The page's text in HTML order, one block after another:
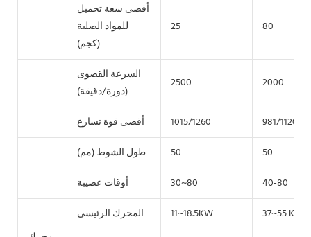
أقصى سعة تحميل
للمواد الصلبة
(كجم)
25 80
السرعة القصوى
(دورة/دقيقة)
2500 2000
أقصى قوة تسارع 1015/1260
981/1120
طول الشوط (مم)
50
50
أوقات عصيبة
30~80 40-80
المحرك الرئيسي 11~18.5KW 37~55 KW